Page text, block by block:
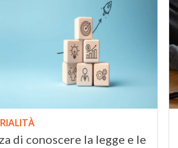
di conoscere la legge e le